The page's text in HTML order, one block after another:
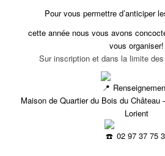
Pour vous permettre d’anticiper
cette année nous vous avons
vous organiser!
Sur inscription et dans la limite
Maison de Quartier du Bois du
Lorient
02 97 37 75